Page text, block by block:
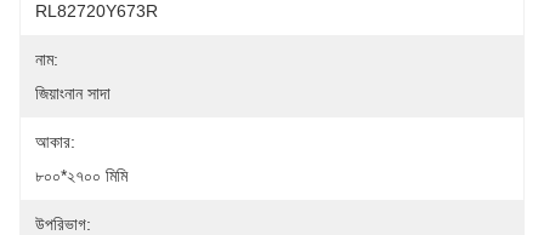
RL82720Y673R
নাম:
জিয়াংনান সাদা
আকার:
৮০০*২৭০০ মিমি
উপরিভাগ: